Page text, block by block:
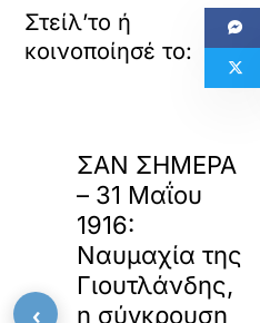
ΣΑΝ ΣΗΜΕΡΑ
– 31 Μαΐου
1916:
Ναυμαχία της
Γιουτλάνδης,
η σύγκρουση
‹